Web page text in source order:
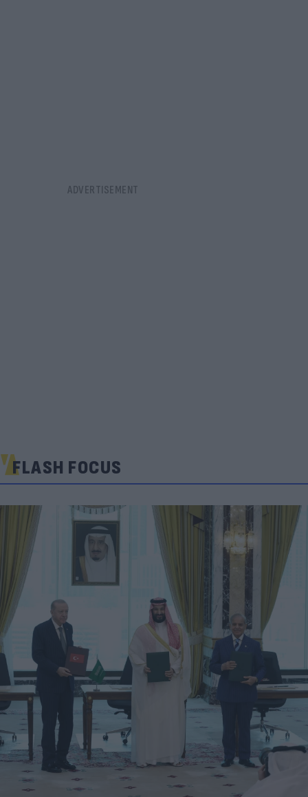
FLASH FOCUS